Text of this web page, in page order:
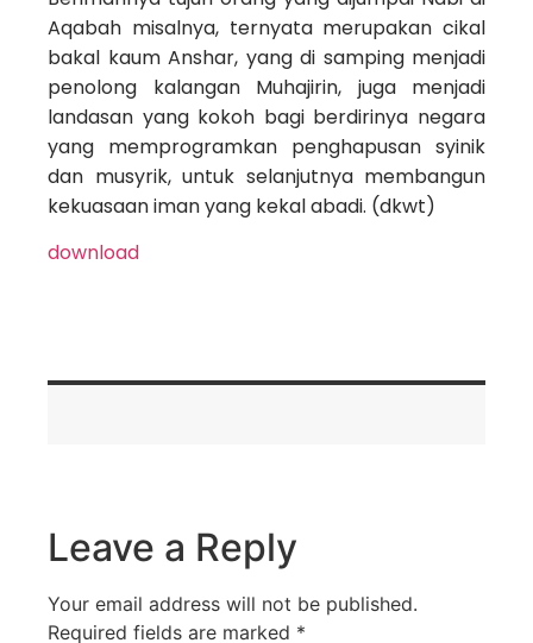
Aqabah misalnya, ternyata merupakan cikal
bakal kaum Anshar, yang di samping menjadi
penolong kalangan Muhajirin, juga menjadi
landasan yang kokoh bagi berdirinya negara
yang memprogramkan penghapusan syinik
dan musyrik, untuk selanjutnya membangun
kekuasaan iman yang kekal abadi. (dkwt)
download
Leave a Reply
Your email address will not be published.
Required fields are marked *